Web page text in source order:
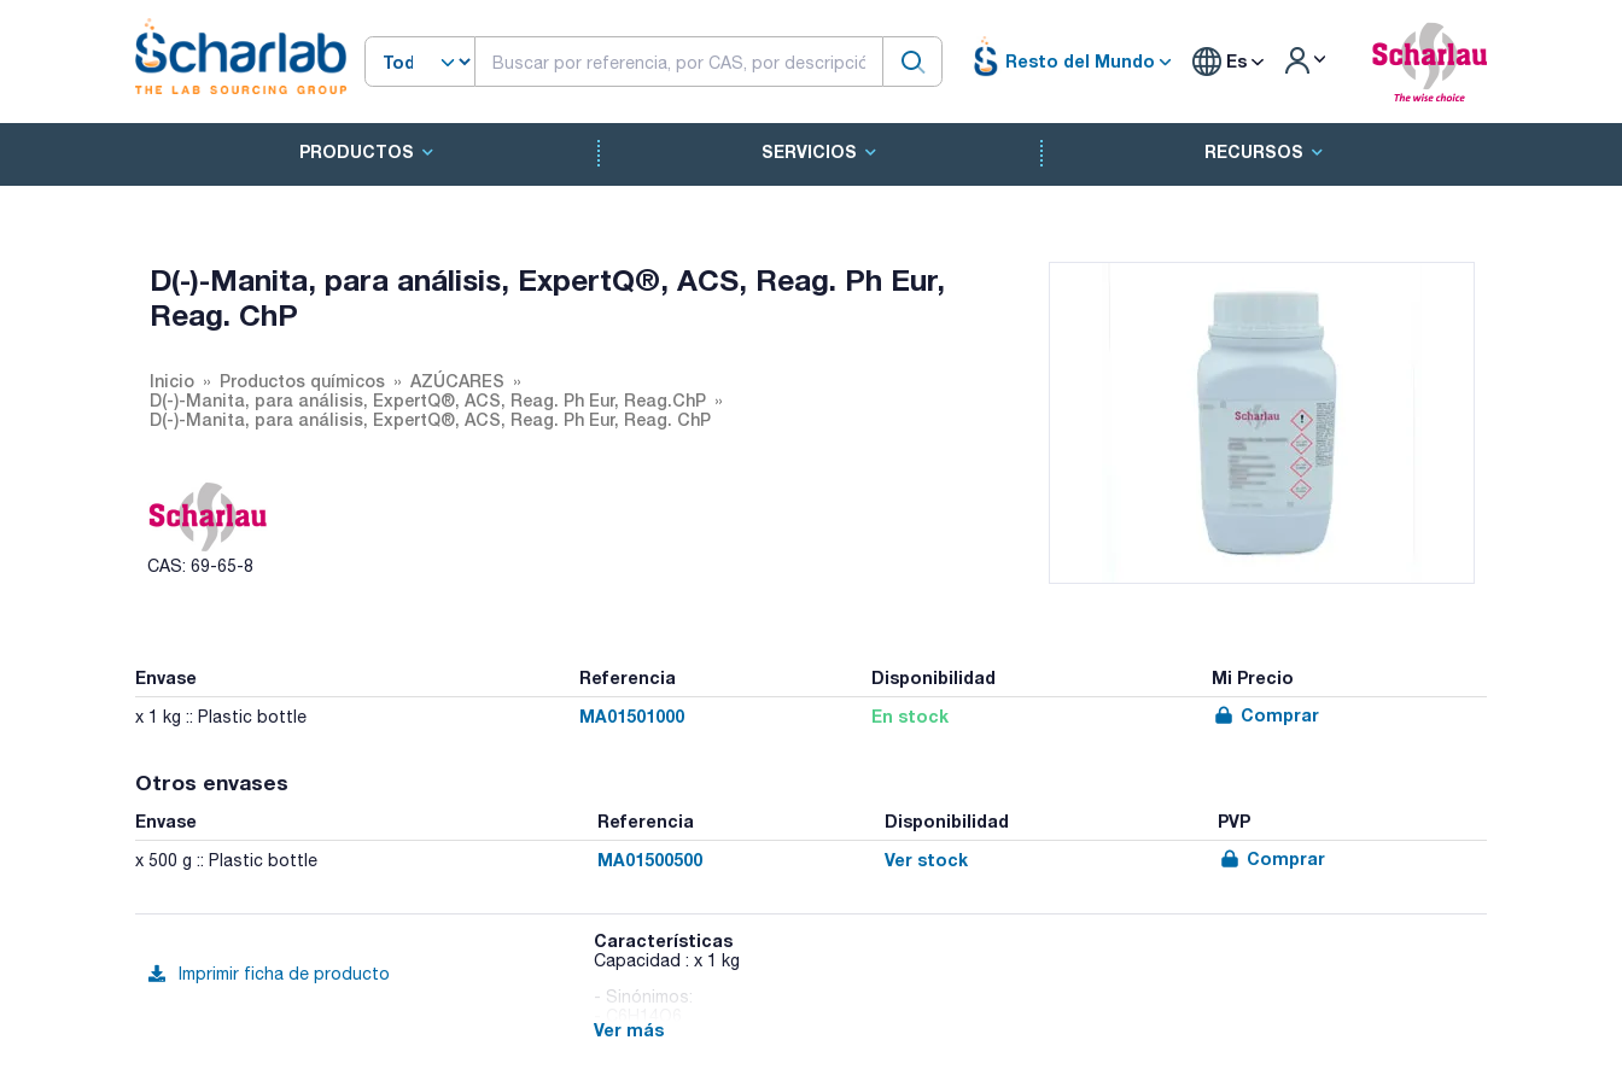
Resto del Mundo Es
PRODUCTOS SERVICIOS RECURSOS
D(-)-Manita, para análisis, ExpertQ®, ACS, Reag. Ph Eur,
Reag. ChP
Inicio Productos químicos
AZÚCARES
D(-)-Manita, para análisis, ExpertQ®, ACS, Reag. Ph Eur, Reag.ChP
D(-)-Manita, para análisis, ExpertQ®, ACS, Reag. Ph Eur, Reag. ChP
CAS: 69-65-8
Envase Referencia Disponibilidad Mi Precio
x 1 kg :: Plastic bottle MA01501000 En stock Comprar
Otros envases
Envase Referencia Disponibilidad PVP
x 500 g :: Plastic bottle MA01500500 Ver stock Comprar
Imprimir ficha de producto
Características
Capacidad : x 1 kg
- Sinónimos:
- M = 182,17 g/mol
Ver más